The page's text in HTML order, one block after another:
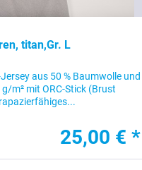
titan,Gr. L
aus 50 % Baumwolle und
g/m² mit ORC-Stick (Brust
25,00 € *